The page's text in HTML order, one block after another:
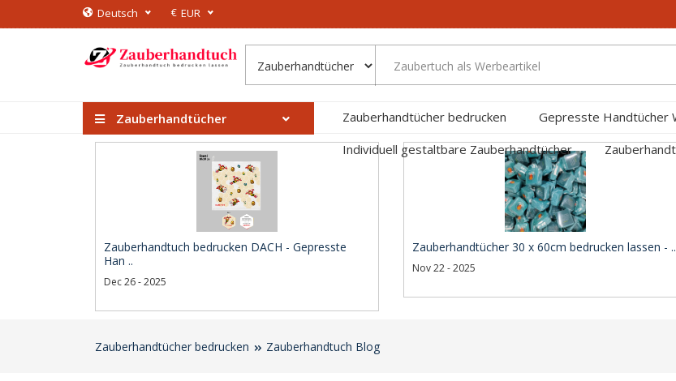
Deutsch € EUR
Zauberhandtücher Zauberhandtücher bedrucken Gepresste Handtücher
Individuell gestaltbare Zauberhandtücher
Zauberhandtuch bedrucken DACH - Gepresste
Han ..
Dec 26 - 2025
Zauberhandtücher 30 x 60cm bedrucken lassen - ..
Nov 22 - 2025
Zauberhandtücher bedrucken Zauberhandtuch Blog